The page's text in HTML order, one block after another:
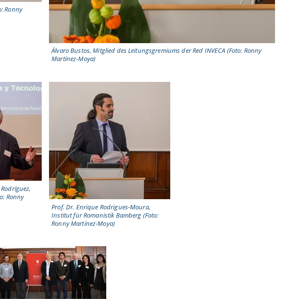
Ronny
Álvaro Bustos, Mitglied des Leitungsgremiums der Red INVECA (Foto: Ronny
Martínez-Moya)
Ronny
Prof. Dr. Enrique Rodrigues-Moura,
Institut für Romanistik Bamberg (Foto:
Ronny Martínez-Moya)